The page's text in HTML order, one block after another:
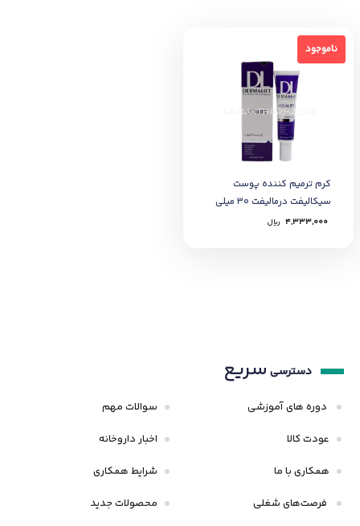
ناموجود
ناموجود
کرم ترمیم کننده پوست
سیکالیفت درمالیفت ۳۰ میلی
لیتر
4,333,000 ﷼
دسترسی سریع
دوره های آموزشی
عودت کالا
همکاری با ما
فرصت‌های شغلی
سوالات مهم
اخبار داروخانه
شرایط همکاری
محصولات جدید